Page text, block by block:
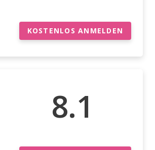
KOSTENLOS ANMELDEN
8.1